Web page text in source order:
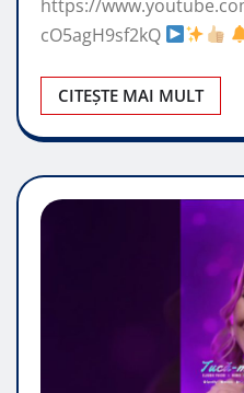
https://
cO5agH9sf2kQ
CITEȘTE MAI MULT